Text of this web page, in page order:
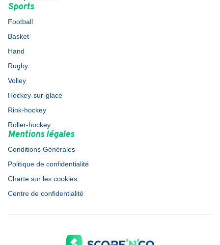
Sports
Football
Basket
Hand
Rugby
Volley
Hockey-sur-glace
Rink-hockey
Roller-hockey
Mentions légales
Conditions Générales
Politique de confidentialité
Charte sur les cookies
Centre de confidentialité